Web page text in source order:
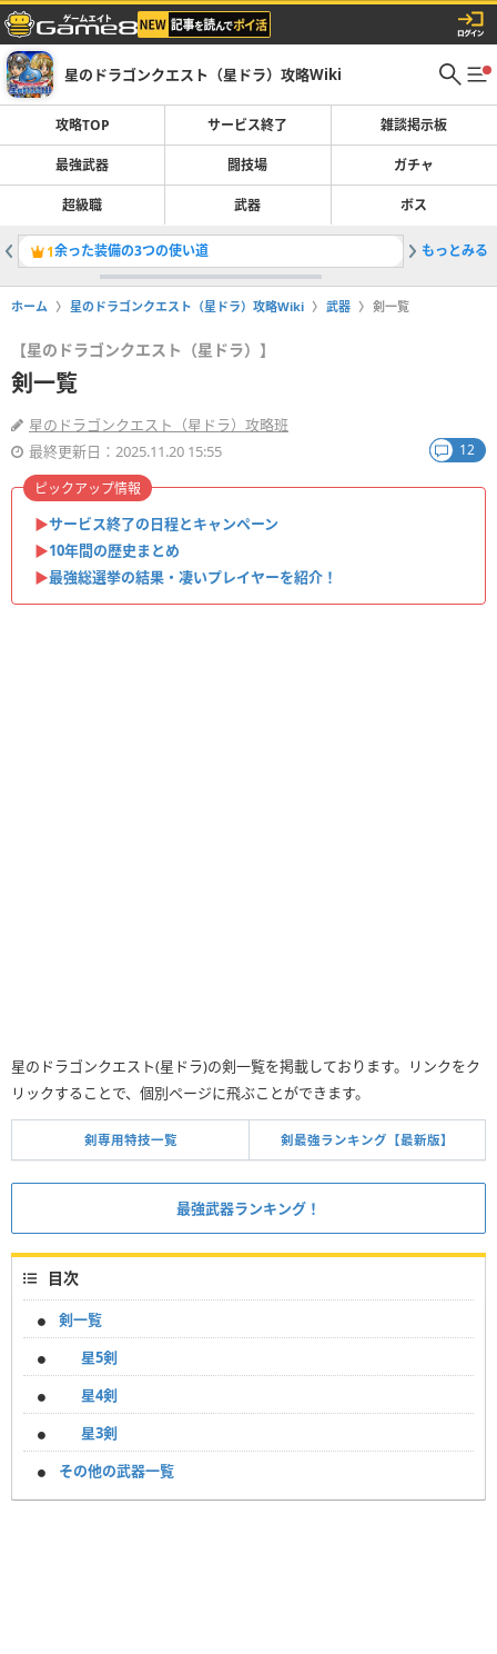
星のドラゴンクエスト（星ドラ）攻略Wiki
攻略TOP サービス終了 雑談掲示板
最強武器 闘技場 ガチャ
超級職 武器 ボス
1余った装備の3つの使い道 2「悪魔
もっとみる
ホーム 星のドラゴンクエスト（星ドラ）攻略Wiki 武器 剣一覧
【星のドラゴンクエスト（星ドラ）】
剣一覧
星のドラゴンクエスト（星ドラ）攻略班
最終更新日：2025.11.20 15:55
12
▶︎サービス終了の日程とキャンペーン
▶︎10年間の歴史まとめ
▶︎最強総選挙の結果・凄いプレイヤーを紹介！
ピックアップ情報
星のドラゴンクエスト(星ドラ)の剣一覧を掲載しております。リンクをク
リックすることで、個別ページに飛ぶことができます。
剣専用特技一覧 剣最強ランキング【最新版】
最強武器ランキング！
目次
剣一覧
星5剣
星4剣
星3剣
その他の武器一覧